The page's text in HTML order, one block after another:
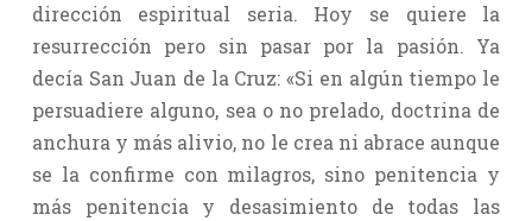
dirección espiritual seria. Hoy se quiere la
resurrección pero sin pasar por la pasión. Ya
decía San Juan de la Cruz: «Si en algún tiempo le
persuadiere alguno, sea o no prelado, doctrina de
anchura y más alivio, no le crea ni abrace aunque
se la confirme con milagros, sino penitencia y
más penitencia y desasimiento de todas las